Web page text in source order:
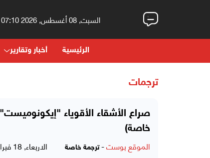
السبت, 08 أغسطس, 2026 07:10 مساءً
الرئيسية أخبار وتقارير
ترجمات
صراع الأشقاء الأقوياء
خاصة)
الموقع بوست-ترجمة خاصة الاربعاء, 18 فبراير, 2026 - 03:33 مساءً